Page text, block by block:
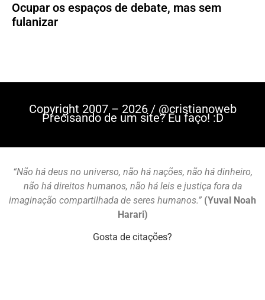
Ocupar os espaços de debate, mas sem
fulanizar
Copyright 2007 – 2026 / @cristianoweb
Precisando de um site? Eu faço! :D
“Não há deus no universo, não há nações, não há dinheiro,
não há direitos humanos, não há leis e justiça fora da
imaginação compartilhada de seres humanos.” (Yuval Noah
Harari)
Gosta de citações?